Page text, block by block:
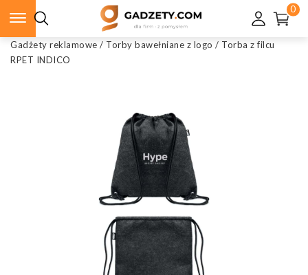
0
Gadżety reklamowe / Torby bawełniane z logo / Torba z filcu
RPET INDICO